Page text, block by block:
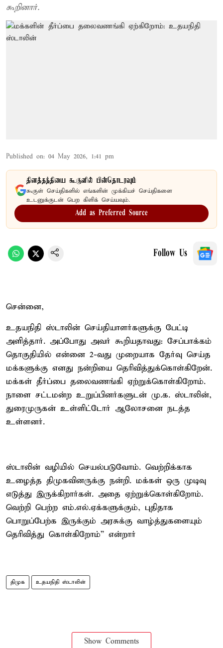
கூறினார்.
Published on: 04 May 2026, 1:41 pm
தினத்தந்தியை கூகுளில் பின்தொடரவும்
கூகுள் செய்திகளில் எங்களின் முக்கியச் செய்திகளை
உடனுக்குடன் பெற கிளிக் செய்யவும்.
Add as Preferred Source
Follow Us
சென்னை,
உதயநிதி ஸ்டாலின் செய்தியாளர்களுக்கு பேட்டி
அளித்தார். அப்போது அவர் கூறியதாவது: சேப்பாக்கம்
தொகுதியில் என்னை 2-வது முறையாக தேர்வு செய்த
மக்களுக்கு எனது நன்றியை தெரிவித்துக்கொள்கிறேன்.
மக்கள் தீர்ப்பை தலைவணங்கி ஏற்றுக்கொள்கிறோம்.
நாளை சட்டமன்ற உறுப்பினர்களுடன் மு.க. ஸ்டாலின்,
துரைமுருகன் உள்ளிட்டோர் ஆலோசனை நடத்த
உள்ளனர்.
ஸ்டாலின் வழியில் செயல்படுவோம். வெற்றிக்காக
உழைத்த திமுகவினருக்கு நன்றி. மக்கள் ஒரு முடிவு
எடுத்து இருக்கிறார்கள். அதை ஏற்றுக்கொள்கிறோம்.
வெற்றி பெற்ற எம்.எல்.ஏக்களுக்கும், புதிதாக
பொறுப்பேற்க இருக்கும் அரசுக்கு வாழ்த்துகளையும்
தெரிவித்து கொள்கிறோம்” என்றார்
திமுக உதயநிதி ஸ்டாலின்
Show Comments